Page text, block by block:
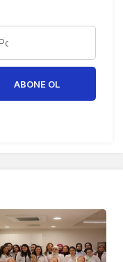
ABONE OL